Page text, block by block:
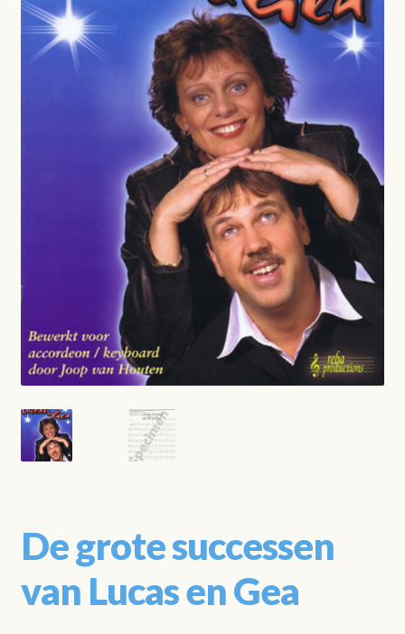
De grote successen
van Lucas en Gea